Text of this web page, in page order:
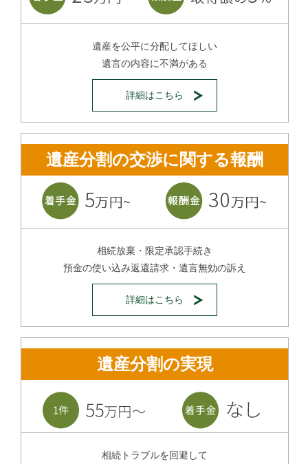
遺産を公平に分配してほしい
遺言の内容に不満がある
詳細はこちら
遺産分割の交渉に関する報酬
相続放棄・限定承認手続き
預金の使い込み返還請求・遺言無効の訴え
詳細はこちら
遺産分割の実現
相続トラブルを回避して